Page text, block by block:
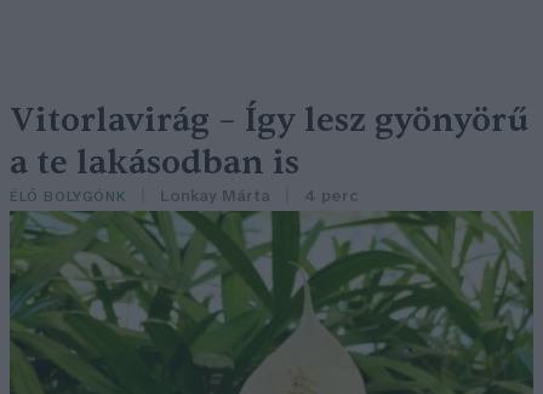
Vitorlavirág – Így lesz gyönyörű
a te lakásodban is
ÉLŐ BOLYGÓNK Lonkay Márta 4 perc